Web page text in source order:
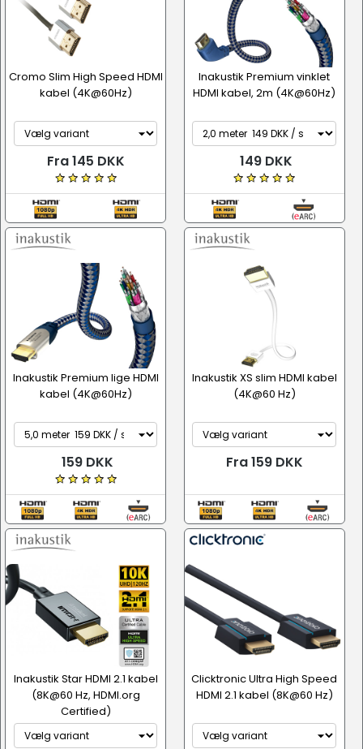
Cromo Slim High Speed HDMI
kabel (4K@60Hz)
Fra 145 DKK
Inakustik Premium vinklet
HDMI kabel, 2m (4K@60Hz)
149 DKK
Inakustik Premium lige HDMI
kabel (4K@60Hz)
159 DKK
Inakustik XS slim HDMI kabel
(4K@60 Hz)
Fra 159 DKK
Inakustik Star HDMI 2.1 kabel
(8K@60 Hz, HDMI.org
Certified)
Clicktronic Ultra High Speed
HDMI 2.1 kabel (8K@60 Hz)